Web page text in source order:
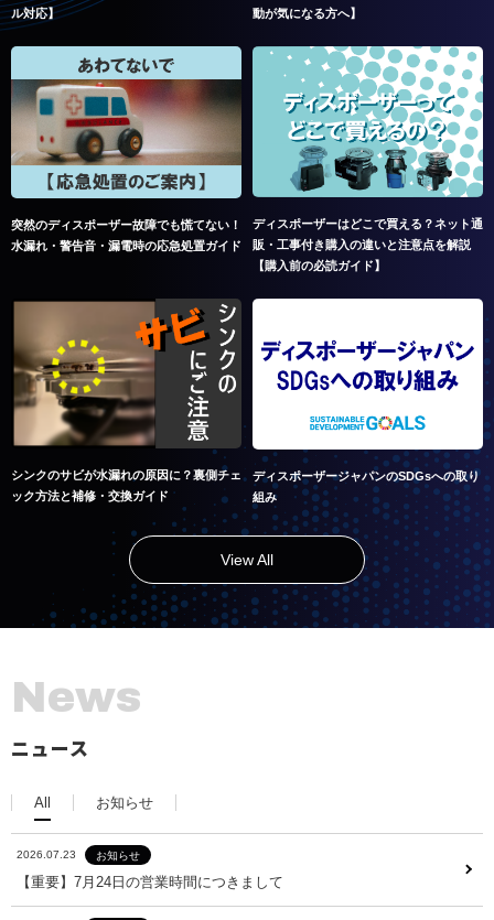
ル対応】
動が気になる方へ】
突然のディスポーザー故障でも慌てない！
水漏れ・警告音・漏電時の応急処置ガイド
ディスポーザーはどこで買える？ネット通
販・工事付き購入の違いと注意点を解説
【購入前の必読ガイド】
シンクのサビが水漏れの原因に？裏側チェ
ック方法と補修・交換ガイド
ディスポーザージャパンのSDGsへの取り
組み
View All
News
ニュース
All お知らせ
2026.07.23 お知らせ
【重要】7月24日の営業時間につきまして
お知らせ
【重要】7月24日の営業時間につきまして